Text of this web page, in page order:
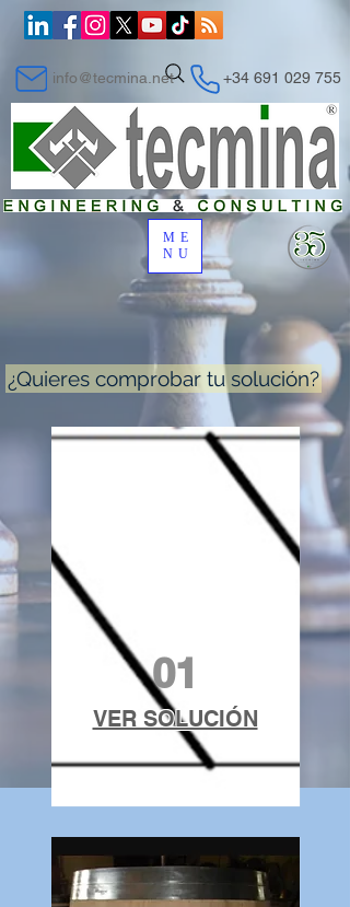
ME
NU
+34 691 029 755
info@tecmina.net
¿Quieres comprobar tu solución?
01
VER SOLUCIÓN